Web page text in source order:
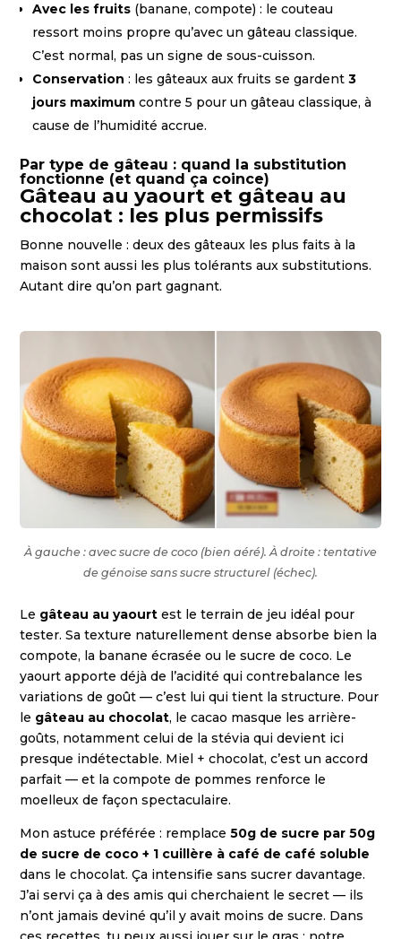
Avec les fruits (banane, compote) : le couteau
ressort moins propre qu’avec un gâteau classique.
C’est normal, pas un signe de sous-cuisson.
Conservation : les gâteaux aux fruits se gardent3
jours maximum contre 5 pour un gâteau classique, à
cause de l’humidité accrue.
Par type de gâteau : quand la substitution
fonctionne (et quand ça coince)
Gâteau au yaourt et gâteau au
chocolat : les plus permissifs
Bonne nouvelle : deux des gâteaux les plus faits à la
maison sont aussi les plus tolérants aux substitutions.
Autant dire qu’on part gagnant.
À gauche : avec sucre de coco (bien aéré). À droite : tentative
de génoise sans sucre structurel (échec).
Le gâteau au yaourt est le terrain de jeu idéal pour
tester. Sa texture naturellement dense absorbe bien la
compote, la banane écrasée ou le sucre de coco. Le
yaourt apporte déjà de l’acidité qui contrebalance les
variations de goût — c’est lui qui tient la structure. Pour
le gâteau au chocolat, le cacao masque les arrière-
goûts, notamment celui de la stévia qui devient ici
presque indétectable. Miel + chocolat, c’est un accord
parfait — et la compote de pommes renforce le
moelleux de façon spectaculaire.
Mon astuce préférée : remplace50g de sucre par 50g
de sucre de coco + 1 cuillère à café de café soluble
dans le chocolat. Ça intensifie sans sucrer davantage.
J’ai servi ça à des amis qui cherchaient le secret — ils
n’ont jamais deviné qu’il y avait moins de sucre. Dans